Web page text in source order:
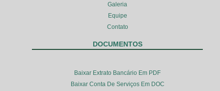
Galeria
Equipe
Contato
DOCUMENTOS
Baixar Extrato Bancário Em PDF
Baixar Conta De Serviços Em DOC